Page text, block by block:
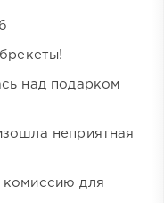
над подарком
неприятная
для